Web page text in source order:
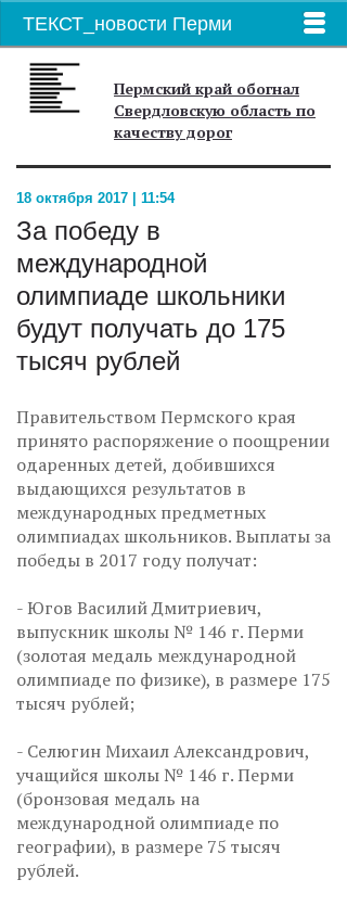
ТЕКСТ_новости Перми
Пермский край обогнал
Свердловскую область по
качеству дорог
18 октября 2017 | 11:54
За победу в
международной
олимпиаде школьники
будут получать до 175
тысяч рублей
Правительством Пермского края
принято распоряжение о поощрении
одаренных детей, добившихся
выдающихся результатов в
международных предметных
олимпиадах школьников. Выплаты за
победы в 2017 году получат:
- Югов Василий Дмитриевич,
выпускник школы № 146 г. Перми
(золотая медаль международной
олимпиаде по физике), в размере 175
тысяч рублей;
- Селюгин Михаил Александрович,
учащийся школы № 146 г. Перми
(бронзовая медаль на
международной олимпиаде по
географии), в размере 75 тысяч
рублей.